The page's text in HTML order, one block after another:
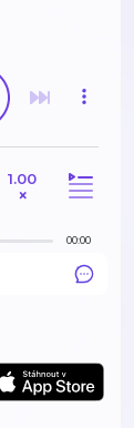
1.00
×
00:00